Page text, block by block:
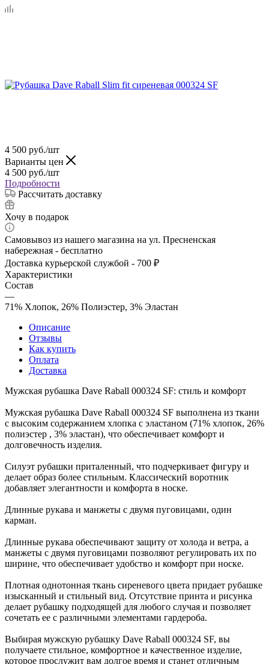
4 500 руб./шт
Варианты цен
4 500 руб./шт
Подробности
Рассчитать доставку
Хочу в подарок
Самовывоз из нашего магазина на ул. Пресненская
набережная - бесплатно
Доставка курьерской службой - 700 ₽
Характеристики
Состав
—
71% Хлопок, 26% Полиэстер, 3% Эластан
Описание
Отзывы
Как купить
Оплата
Доставка
Мужская рубашка Dave Raball 000324 SF: стиль и комфорт
Мужская рубашка Dave Raball 000324 SF выполнена из ткани
с высоким содержанием хлопка с эластаном (71% хлопок, 26%
полиэстер , 3% эластан), что обеспечивает комфорт и
долговечность изделия.
Силуэт рубашки приталенный, что подчеркивает фигуру и
делает образ более стильным. Классический воротник
добавляет элегантности и комфорта в носке.
Длинные рукава и манжеты с двумя пуговицами, один
карман.
Длинные рукава обеспечивают защиту от холода и ветра, а
манжеты с двумя пуговицами позволяют регулировать их по
ширине, что обеспечивает удобство и комфорт при носке.
Плотная однотонная ткань сиреневого цвета придает рубашке
изысканный и стильный вид. Отсутствие принта и рисунка
делает рубашку подходящей для любого случая и позволяет
сочетать ее с различными элементами гардероба.
Выбирая мужскую рубашку Dave Raball 000324 SF, вы
получаете стильное, комфортное и качественное изделие,
которое прослужит вам долгое время и станет отличным